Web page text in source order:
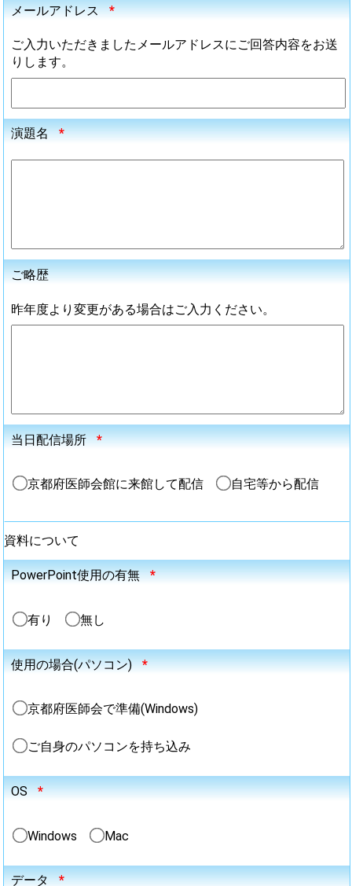
メールアドレス *
ご入力いただきましたメールアドレスにご回答内容をお送
りします。
演題名 *
ご略歴
昨年度より変更がある場合はご入力ください。
当日配信場所 *
京都府医師会館に来館して配信 自宅等から配信
資料について
PowerPoint使用の有無 *
有り 無し
使用の場合(パソコン) *
京都府医師会で準備(Windows)
ご自身のパソコンを持ち込み
OS *
Windows Mac
データ *